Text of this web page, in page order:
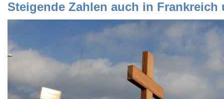
Steigende Zahlen auch in Frankreich